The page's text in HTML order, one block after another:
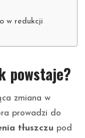
w redukcji
powstaje?
zmiana w
prowadzi do
tłuszczu pod